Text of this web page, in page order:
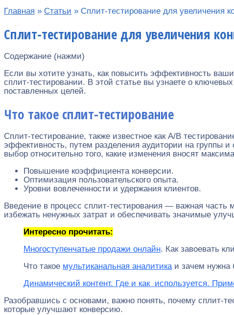
Главная » Статьи » Сплит-тестирование для увеличения
Сплит-тестирование для увеличения
Содержание (нажми)
Если вы хотите узнать, как повысить эффективность
сплит-тестировании. В этой статье вы узнаете о
поставленных целей.
Что такое сплит-тестирование
Сплит-тестирование, также известное как A/B
эффективность, путем разделения аудитории на группы
выбор относительно того, какие изменения вносят
Повышение коэффициента конверсии.
Оптимизация пользовательского опыта.
Уровни вовлеченности и удержания клиентов.
Введение в процесс сплит-тестирования — важная часть
избежать ненужных затрат и обеспечивать значимые
Интересно прочитать:
Многоступенчатые продажи онлайн. Как завоевать
Что такое мультиканальная аналитикаи зачем нужна
Динамический контент. Где и как используется.
Разобравшись с основами, важно понять, почему сплит-
которые улучшают конверсию.